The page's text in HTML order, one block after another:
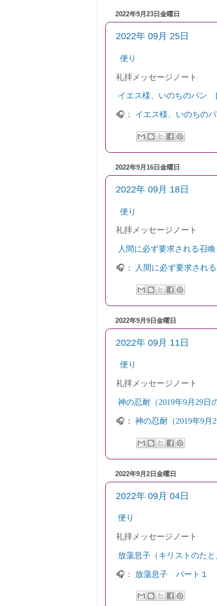
2022年9月23日金曜日
2022年 09月 25日
便り
礼拝 メッセージノート
イエス様、いのちのパン
🎧： イエス様、いのちの
2022年9月16日金曜日
2022年 09月 18日
便り
礼拝メッセージノート
人間に必ず要求される召
🎧： 人間に必ず要求され
2022年9月9日金曜日
2022年 09月 11日
便り
礼拝 メッセージノート
神の忍耐（2019年9月29日
🎧： 神の忍耐（2019年9月
2022年9月2日金曜日
2022年 09月 04日
便り
礼拝 メッセージノート
放蕩息子（キリストのた
🎧： 放蕩息子 パート１